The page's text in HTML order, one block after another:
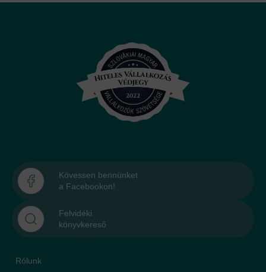
Kövessen bennünket
a Facebookon!
Felvidéki
könyvkereső
Rólunk